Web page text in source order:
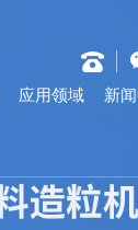
应用领域 新